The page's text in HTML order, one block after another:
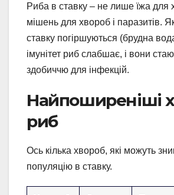
Риба в ставку – не лише їжа для
мішень для хвороб і паразитів.
ставку погіршуються (брудна
імунітет риб слабшає, і вони
здобиччю для інфекцій.
Найпоширеніші
риб
Ось кілька хвороб, які можуть
популяцію в ставку.